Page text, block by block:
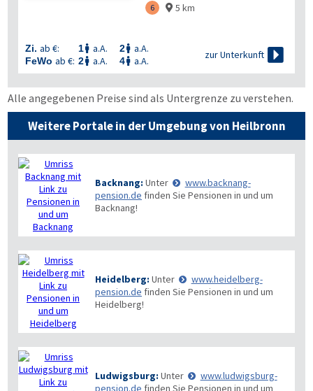
6  5 km
Zi. ab €: 1 a.A. 2 a.A.
FeWo ab €: 2 a.A. 4 a.A.
zur Unterkunft 
Alle angegebenen Preise sind als Untergrenze zu verstehen.
Weitere Portale in der Umgebung von Heilbronn
Backnang: Unter
www.backnang-
pension.de finden Sie Pensionen in und um
Backnang!
Heidelberg: Unter
www.heidelberg-
pension.de finden Sie Pensionen in und um
Heidelberg!
Ludwigsburg: Unter
www.ludwigsburg-
pension.de finden Sie Pensionen in und um